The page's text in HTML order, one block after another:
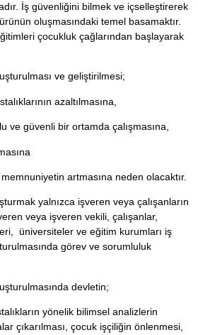
İş güvenliğini bilmek ve içselleştirerek
oluşmasındaki temel basamaktır.
çocukluk çağlarından başlayarak
ve geliştirilmesi;
azaltılmasına,
ve güvenli bir ortamda çalışmasına,
artmasına neden olacaktır.
yalnızca işveren veya çalışanların
veya işveren vekili, çalışanlar,
üniversiteler ve eğitim kurumları iş
görev ve sorumluluk
devletin;
yönelik bilimsel analizlerin
çıkarılması, çocuk işçiliğin önlenmesi,